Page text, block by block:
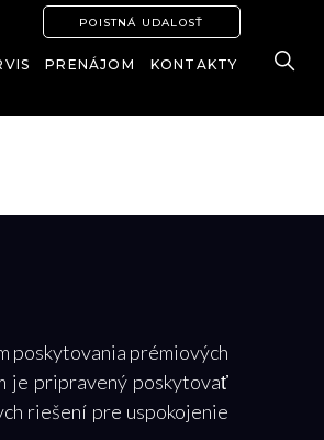
PRENÁJOM KONTAKTY
POISTNÁ UDALOSŤ
poskytovania prémiových
je pripravený poskytovať
riešení pre uspokojenie